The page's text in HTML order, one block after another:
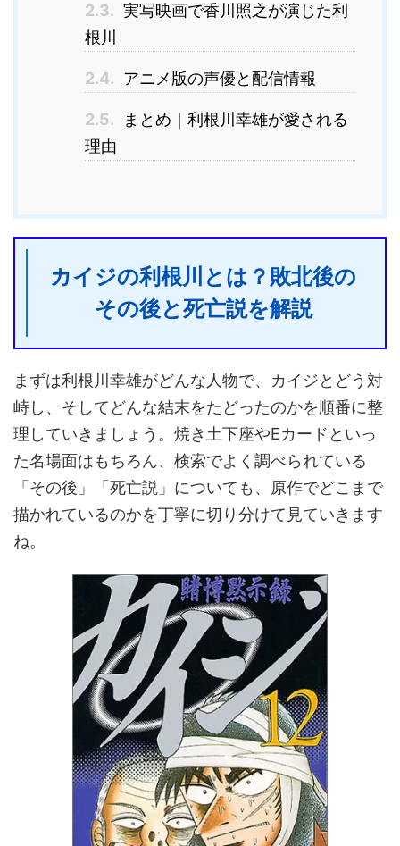
2.3. 実写映画で香川照之が演じた利
根川
2.4. アニメ版の声優と配信情報
2.5.
まとめ｜利根川幸雄が愛される
理由
カイジの利根川とは？敗北後の
その後と死亡説を解説
まずは利根川幸雄がどんな人物で、カイジとどう対
峙し、そしてどんな結末をたどったのかを順番に整
理していきましょう。焼き土下座やEカードといっ
た名場面はもちろん、検索でよく調べられている
「その後」「死亡説」についても、原作でどこまで
描かれているのかを丁寧に切り分けて見ていきます
ね。